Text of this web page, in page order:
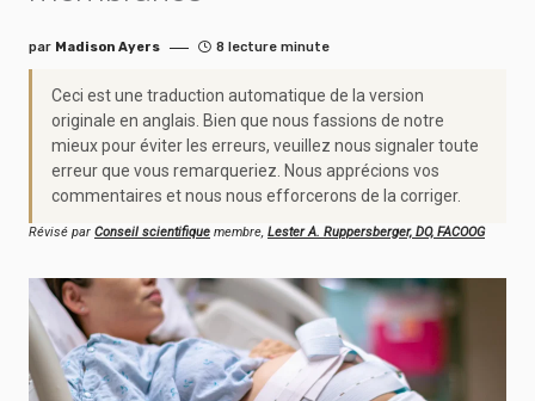
par Madison Ayers 8 lecture minute
Ceci est une traduction automatique de la version
originale en anglais. Bien que nous fassions de notre
mieux pour éviter les erreurs, veuillez nous signaler toute
erreur que vous remarqueriez. Nous apprécions vos
commentaires et nous nous efforcerons de la corriger.
Révisé par Conseil scientifique membre, Lester A. Ruppersberger, DO, FACOOG